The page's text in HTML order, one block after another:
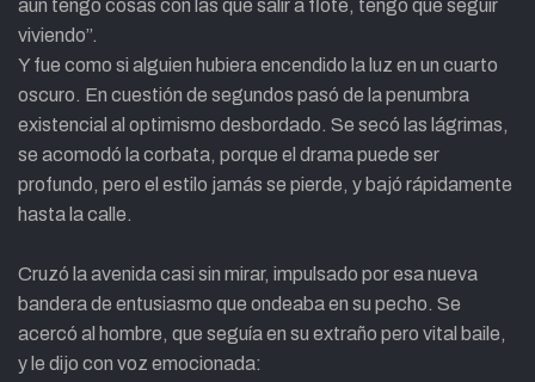
aún tengo cosas con las que salir a flote, tengo que seguir
viviendo”.
Y fue como si alguien hubiera encendido la luz en un cuarto
oscuro. En cuestión de segundos pasó de la penumbra
existencial al optimismo desbordado. Se secó las lágrimas,
se acomodó la corbata, porque el drama puede ser
profundo, pero el estilo jamás se pierde, y bajó rápidamente
hasta la calle.
Cruzó la avenida casi sin mirar, impulsado por esa nueva
bandera de entusiasmo que ondeaba en su pecho. Se
acercó al hombre, que seguía en su extraño pero vital baile,
y le dijo con voz emocionada: